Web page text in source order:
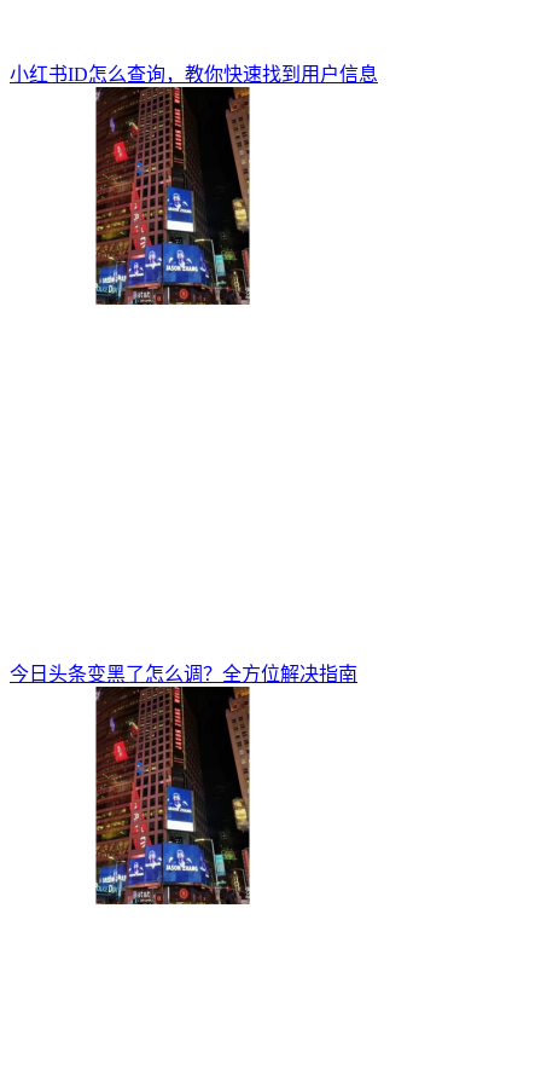
小红书ID怎么查询，教你快速找到用户信息
今日头条变黑了怎么调？全方位解决指南